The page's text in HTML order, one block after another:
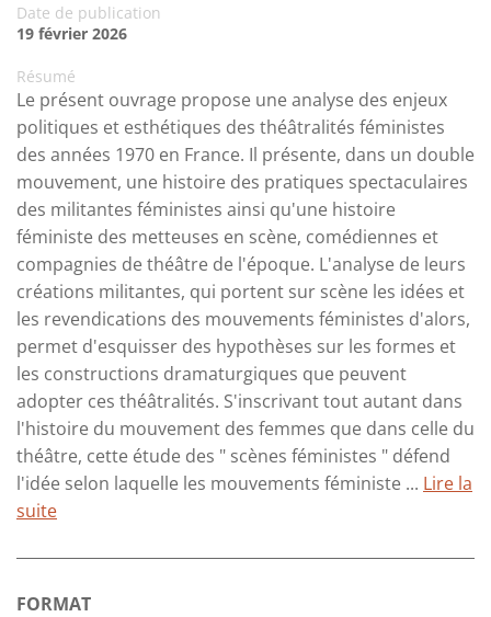
Date de publication
19 février 2026
Résumé
Le présent ouvrage propose une analyse des enjeux
politiques et esthétiques des théâtralités féministes
des années 1970 en France. Il présente, dans un double
mouvement, une histoire des pratiques spectaculaires
des militantes féministes ainsi qu'une histoire
féministe des metteuses en scène, comédiennes et
compagnies de théâtre de l'époque. L'analyse de leurs
créations militantes, qui portent sur scène les idées et
les revendications des mouvements féministes d'alors,
permet d'esquisser des hypothèses sur les formes et
les constructions dramaturgiques que peuvent
adopter ces théâtralités. S'inscrivant tout autant dans
l'histoire du mouvement des femmes que dans celle du
théâtre, cette étude des " scènes féministes " défend
l'idée selon laquelle les mouvements féministe ... Lire la
suite
FORMAT